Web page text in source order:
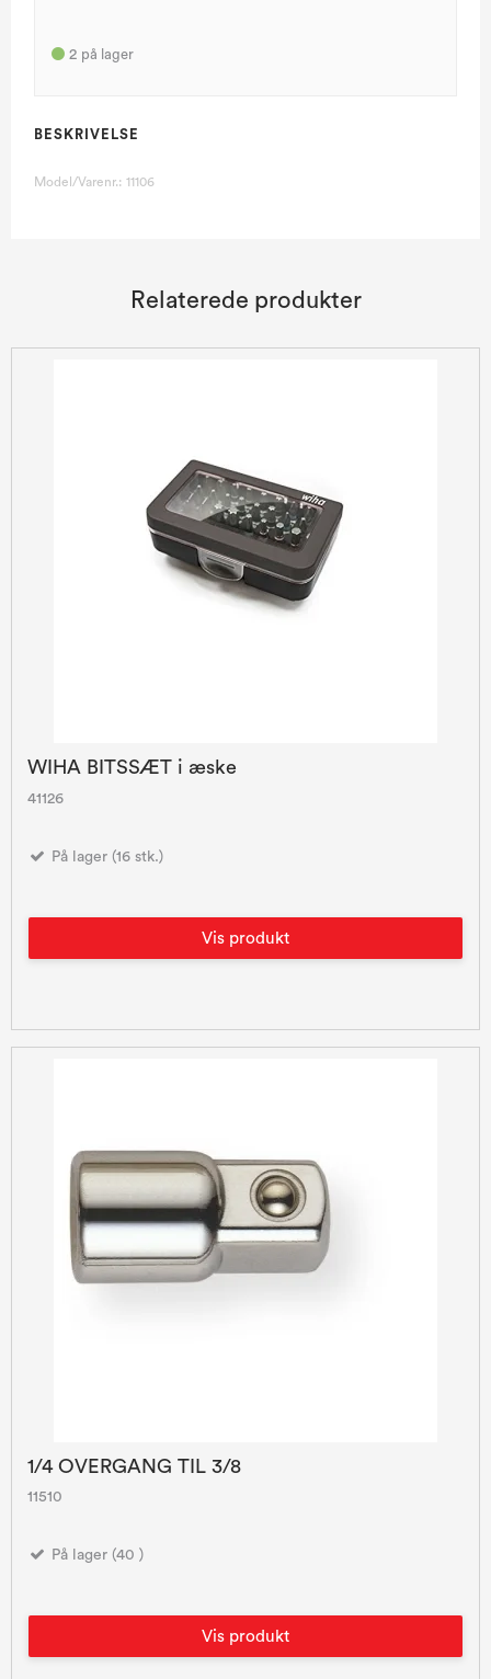
2 på lager
BESKRIVELSE
Model/Varenr.: 11106
Relaterede produkter
WIHA BITSSÆT i æske
41126
På lager (16 stk.)
Vis produkt
1/4 OVERGANG TIL 3/8
11510
På lager (40 )
Vis produkt